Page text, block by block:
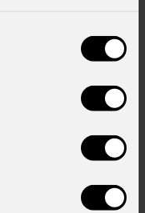
per ricevere
dati personali
dell'art. 6 del